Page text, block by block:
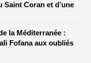
Saint Coran et d’une
la Méditerranée :
Fofana aux oubliés